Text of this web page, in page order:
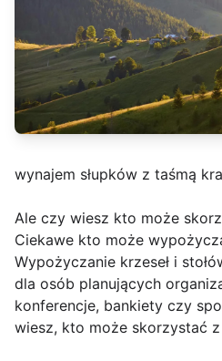
wynajem słupków z taśmą
Ale czy wiesz kto może
Ciekawe kto może
Wypożyczanie krzeseł i
dla osób planujących
konferencje, bankiety czy
wiesz, kto może skorzystać z